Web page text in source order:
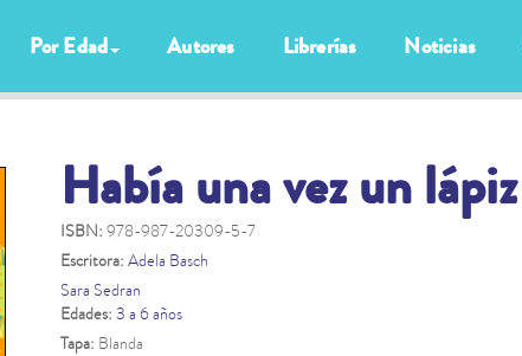
Por Edad Autores Librerías Noticias
Había una vez un lápiz
ISBN: 978-987-20309-5-7
Escritora: Adela Basch
Sara Sedran
Edades: 3 a 6 años
Tapa: Blanda